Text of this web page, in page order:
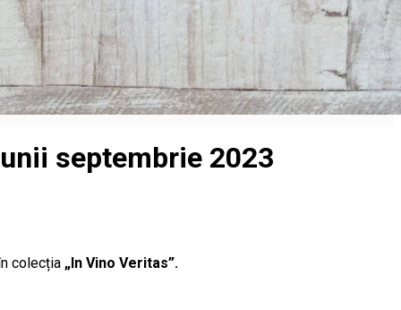
septembrie 2023
colecția „In Vino Veritas”.